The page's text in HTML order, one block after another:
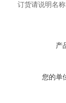
订货请说明名称
产
您的单